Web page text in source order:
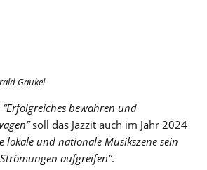
Gaukel
“Erfolgreiches bewahren und
soll das Jazzit auch im Jahr 2024
lokale und nationale Musikszene sein
aufgreifen”.